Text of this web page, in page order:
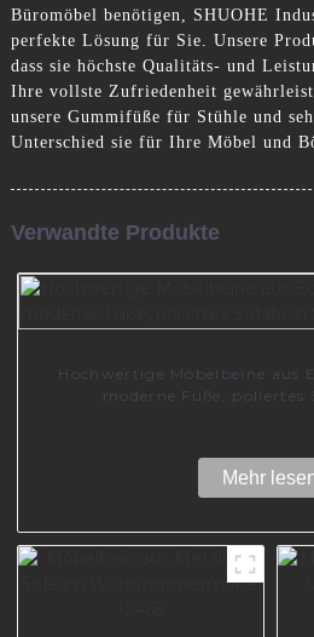
Büromöbel benötigen, SHUOHE
perfekte Lösung für Sie. Unsere
dass sie höchste Qualitäts- und
Ihre vollste Zufriedenheit
unsere Gummifüße für Stühle und
Unterschied sie für Ihre Möbel und
Verwandte Produkte
Hochwertige Möbelbeine aus
moderne Füße, poliertes
Mehr